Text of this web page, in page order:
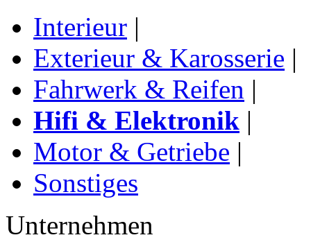
Interieur |
Exterieur & Karosserie |
Fahrwerk & Reifen |
Hifi & Elektronik |
Motor & Getriebe |
Sonstiges
Unternehmen